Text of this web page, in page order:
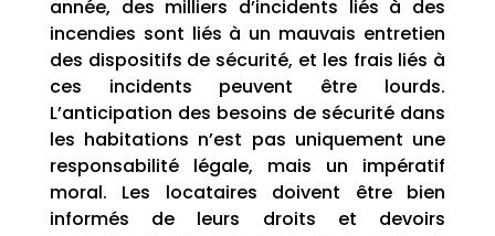
année, des milliers d’incidents liés à des
incendies sont liés à un mauvais entretien
des dispositifs de sécurité, et les frais liés à
ces incidents peuvent être lourds.
L’anticipation des besoins de sécurité dans
les habitations n’est pas uniquement une
responsabilité légale, mais un impératif
moral. Les locataires doivent être bien
informés de leurs droits et devoirs